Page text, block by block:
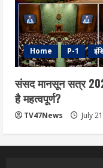
Home P-1
संसद मानसून सत्र
है महत्वपूर्ण?
TV47News July